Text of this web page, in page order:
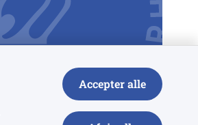
Accepter alle